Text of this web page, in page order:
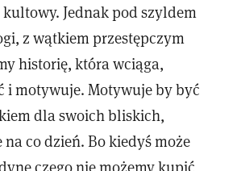
kultowy. Jednak pod szyldem
z wątkiem przestępczym
historię, która wciąga,
i motywuje. Motywuje by być
dla swoich bliskich,
co dzień. Bo kiedyś może
czego nie możemy kupić